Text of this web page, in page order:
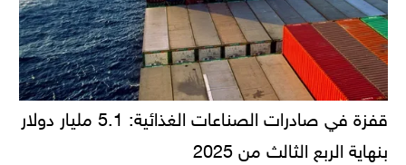
قفزة في صادرات الصناعات الغذائية: 5.1 مليار دولار
بنهاية الربع الثالث من 2025